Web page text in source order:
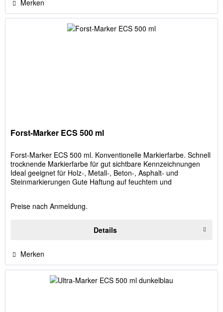
Merken
Forst-Marker ECS 500 ml
Forst-Marker ECS 500 ml. Konventionelle Markierfarbe. Schnell
trocknende Markierfarbe für gut sichtbare Kennzeichnungen
Ideal geeignet für Holz-, Metall-, Beton-, Asphalt- und
Steinmarkierungen Gute Haftung auf feuchtem und
Preise nach Anmeldung.
Details
Merken